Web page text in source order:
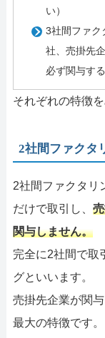
い）
3社間ファク
社、売掛先
必ず関与す
それぞれの特徴
2社間ファクタ
2社間ファクタリ
だけで取引し、
関与しません。
完全に2社間で取
グといいます。
売掛先企業が関
最大の特徴です。